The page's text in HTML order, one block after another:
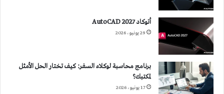
أتوكاد 2027 AutoCAD
29 يونيو، 2026
برنامج محاسبة لوكلاء السفر: كيف تختار الحل الأمثل
لمكتبك؟
17 يونيو، 2026